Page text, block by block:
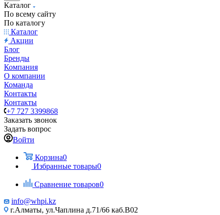
Каталог
По всему сайту
По каталогу
Каталог
Акции
Блог
Бренды
Компания
О компании
Команда
Контакты
Контакты
+7 727 3399868
Заказать звонок
Задать вопрос
Войти
Корзина0
Избранные товары0
Сравнение товаров0
info@whpi.kz
г.Алматы, ул.Чаплина д.71/66 каб.B02